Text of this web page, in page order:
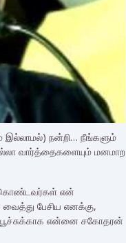
இல்லாமல்) நன்றி… நீங்களும்
வார்த்தைகளையும் மனமாற
என்
பேசிய எனக்கு,
என்னை சகோதரன்